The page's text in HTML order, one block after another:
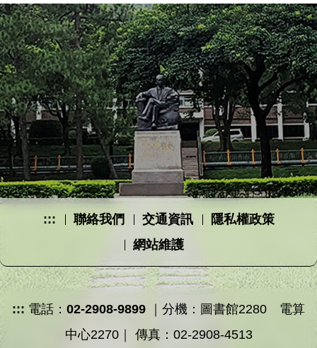
::: 聯絡我們 交通資訊
隱私權政策
網站維護
::: 電話： 02-2908-9899 ｜分機：圖書館2280 電算
中心2270｜ 傳真：02-2908-4513